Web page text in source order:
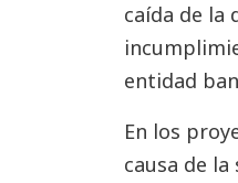
caída de la
entidad
En los
causa de